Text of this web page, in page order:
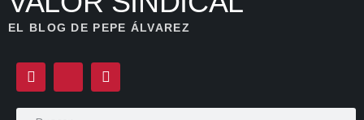
EL BLOG DE PEPE ÁLVAREZ